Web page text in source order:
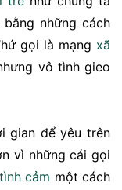
những cách
gọi là mạng xã
vô tình gieo
gian để yêu trên
vì những cái gọi
tình cảm một cách